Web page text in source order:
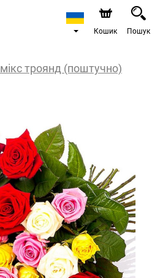
Кошик Пошук
троянд (поштучно)